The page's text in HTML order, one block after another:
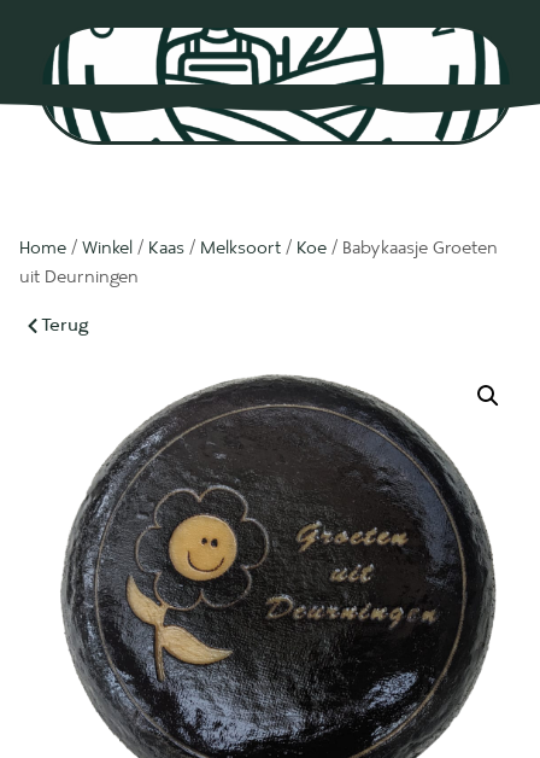
0
Home / Winkel / Kaas / Melksoort / Koe / Babykaasje Groeten
uit Deurningen
Terug